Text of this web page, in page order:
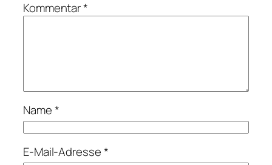
Kommentar*
Name*
E-Mail-Adresse*